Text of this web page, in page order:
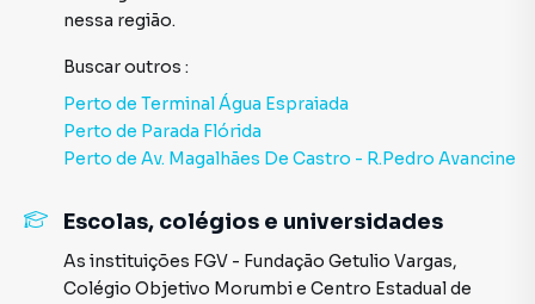
nessa região.
Buscar outros :
Perto de Terminal Água Espraiada
Perto de Parada Flórida
Perto de Av. Magalhães De Castro - R.Pedro Avancine
Escolas, colégios e universidades
As instituições FGV - Fundação Getulio Vargas,
Colégio Objetivo Morumbie Centro Estadual de